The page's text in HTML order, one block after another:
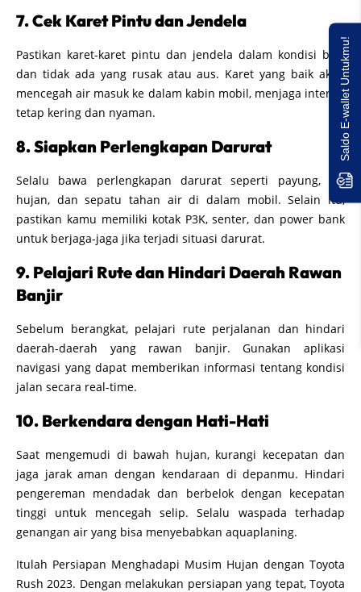
7. Cek Karet Pintu dan Jendela
Pastikan karet-karet pintu dan jendela dalam kondisi baik
dan tidak ada yang rusak atau aus. Karet yang baik akan
mencegah air masuk ke dalam kabin mobil, menjaga interior
tetap kering dan nyaman.
8. Siapkan Perlengkapan Darurat
Selalu bawa perlengkapan darurat seperti payung, jas
hujan, dan sepatu tahan air di dalam mobil. Selain itu,
pastikan kamu memiliki kotak P3K, senter, dan power bank
untuk berjaga-jaga jika terjadi situasi darurat.
9. Pelajari Rute dan Hindari Daerah Rawan
Banjir
Sebelum berangkat, pelajari rute perjalanan dan hindari
daerah-daerah yang rawan banjir. Gunakan aplikasi
navigasi yang dapat memberikan informasi tentang kondisi
jalan secara real-time.
10. Berkendara dengan Hati-Hati
Saat mengemudi di bawah hujan, kurangi kecepatan dan
jaga jarak aman dengan kendaraan di depanmu. Hindari
pengereman mendadak dan berbelok dengan kecepatan
tinggi untuk mencegah selip. Selalu waspada terhadap
genangan air yang bisa menyebabkan aquaplaning.
Itulah Persiapan Menghadapi Musim Hujan dengan Toyota
Rush 2023. Dengan melakukan persiapan yang tepat, Toyota
Saldo E-wallet Untukmu!